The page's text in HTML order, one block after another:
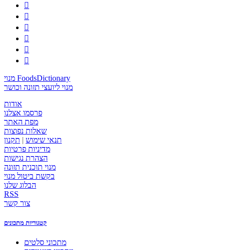






מנוי FoodsDictionary
מנוי ליועצי תזונה וכושר
אודות
פרסמו אצלנו
מפת האתר
שאלות נפוצות
תנאי שימוש | תקנון
מדיניות פרטיות
הצהרת נגישות
מנוי תוכנית תזונה
בקשת ביטול מנוי
הבלוג שלנו
RSS
צור קשר
קטגוריות מתכונים
מתכוני סלטים